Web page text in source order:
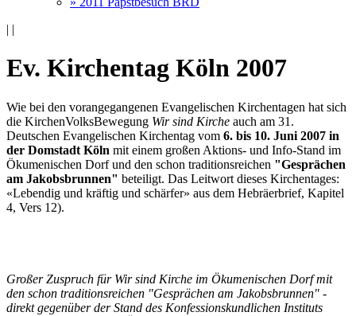
| |
Ev. Kirchentag Köln 2007
Wie bei den vorangegangenen Evangelischen Kirchentagen hat sich
die KirchenVolksBewegung Wir sind Kirche auch am 31.
Deutschen Evangelischen Kirchentag vom 6. bis 10. Juni 2007 in
der Domstadt Köln mit einem großen Aktions- und Info-Stand im
Ökumenischen Dorf und den schon traditionsreichen "Gesprächen
am Jakobsbrunnen" beteiligt. Das Leitwort dieses Kirchentages:
«Lebendig und kräftig und schärfer» aus dem Hebräerbrief, Kapitel
4, Vers 12).
Großer Zuspruch für Wir sind Kirche im Ökumenischen Dorf mit
den schon traditionsreichen "Gesprächen am Jakobsbrunnen" -
direkt gegenüber der Stand des Konfessionskundlichen Instituts